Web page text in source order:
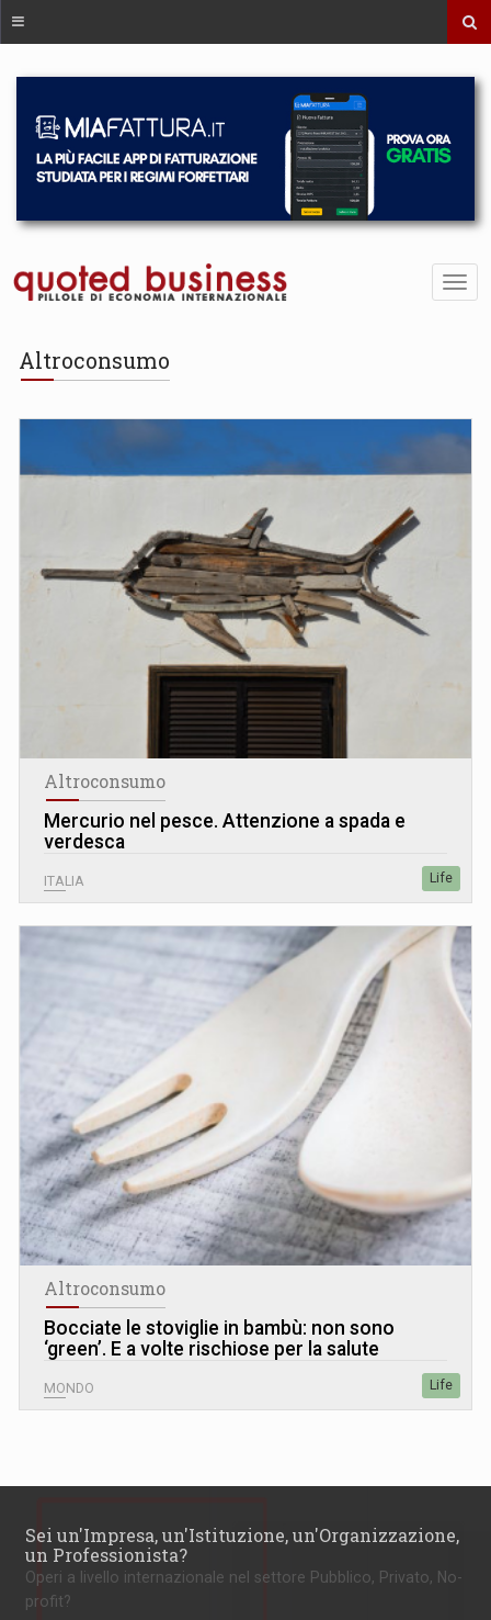
Altroconsumo
Altroconsumo
Mercurio nel pesce. Attenzione a spada e
verdesca
ITALIA Life
Altroconsumo
Bocciate le stoviglie in bambù: non sono
‘green’. E a volte rischiose per la salute
MONDO Life
Sei un'Impresa, un'Istituzione, un'Organizzazione,
un Professionista?
Operi a livello internazionale nel settore Pubblico, Privato, No-
profit?